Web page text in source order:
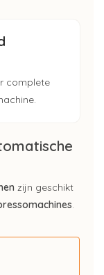
complete
zijn geschikt
.